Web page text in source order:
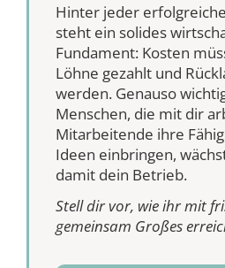
Hinter jeder
steht ein solides
Fundament: Kosten
Löhne gezahlt und
werden. Genauso
Menschen, die mit dir
Mitarbeitende ihre
Ideen einbringen,
damit dein Betrieb.
Stell dir vor, wie ihr mit
gemeinsam Großes